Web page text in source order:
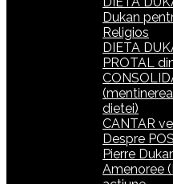
Dukan
Religios
DIETA
PROTAL
dietei)
CANTAR
Despre
Pierre
Amenoree